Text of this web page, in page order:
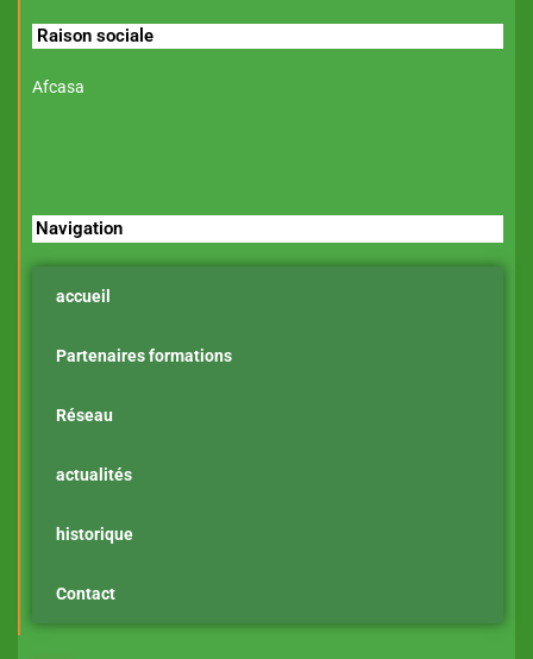
Raison sociale
Afcasa
Navigation
accueil
Partenaires formations
Réseau
actualités
historique
Contact